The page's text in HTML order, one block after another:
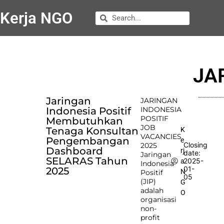
Kerja NGO
Jaringan
Indonesia Positif
Membutuhkan
Tenaga Konsultan
Pengembangan
Dashboard
SELARAS Tahun
2025
JARINGAN
INDONESIA
POSITIF
JOB
VACANCIES
2025
Jaringan
Indonesia
Positif
(JIP)
adalah
organisasi
non-
profit
K
e
rj
a
N
G
O
Closing
date:
2025-
01-
05